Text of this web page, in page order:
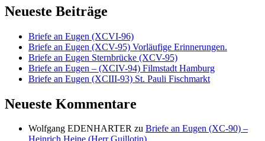
Neueste Beiträge
Briefe an Eugen (XCVI-96)
Briefe an Eugen (XCV-95) Vorläufige Erinnerungen.
Briefe an Eugen Sternbrücke (XCV-95)
Briefe an Eugen – (XCIV-94) Filmstadt Hamburg
Briefe an Eugen (XCIII-93) St. Pauli Fischmarkt
Neueste Kommentare
Wolfgang EDENHARTER zu Briefe an Eugen (XC-90) –